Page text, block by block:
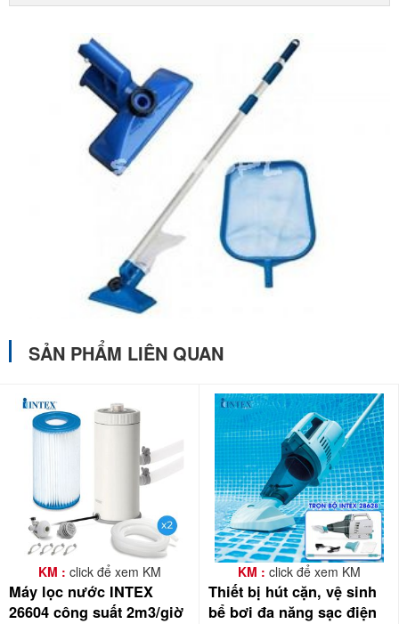
SẢN PHẨM LIÊN QUAN
KM : click để xem KM
Máy lọc nước INTEX
26604 công suất 2m3/giờ
KM : click để xem KM
Thiết bị hút cặn, vệ sinh
bể bơi đa năng sạc điện